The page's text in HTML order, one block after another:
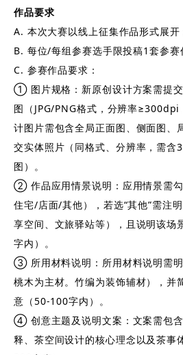
作品要求
A. 本次大赛以线上征集作品形式展开
B. 每位/每组参赛选手限投稿1套参赛
C. 参赛作品要求：
① 图片规格：新原创设计方案需提
图（JPG/PNG格式，分辨率
计图片需包含全局正面图、侧面图、
交实体照片（同格式、分辨率，需含
图）。
② 作品应用情景说明：应用情景需
住宅/店面/其他），若选“其他”需注
享空间、文旅驿站等），且说明该场
字内）。
③ 所用材料说明：所用材料说明需明
桃木为主材。竹编为装饰辅材），并
意（50-100字内）。
④ 创意主题及说明文案：文案需包
释、茶空间设计的核心理念以及茶事